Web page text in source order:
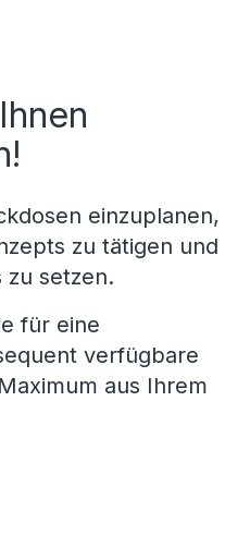
einzuplanen,
zu tätigen und
zu setzen.
für eine
verfügbare
aus Ihrem